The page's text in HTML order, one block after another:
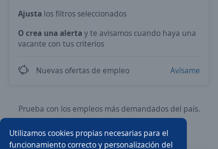
Utilizamos cookies propias necesarias para el
funcionamiento correcto y personalización del
Ajusta los filtros seleccionados
O crea una alerta y te avisamos cuando haya una
vacante con tus criterios
Nuevas ofertas de empleo Avísame
Prueba con los empleos más demandados del país.
Asesor/a comercial Asesor/a comercial freelance